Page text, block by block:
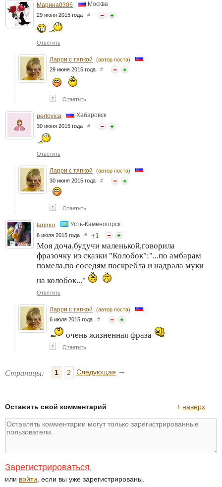
Марина0306 Москва
29 июня 2015 года #
Ответить
Ларри с тяпкой
(автор поста)
29 июня 2015 года #
↑ Ответить
perlovica Хабаровск
30 июня 2015 года #
Ответить
Ларри с тяпкой
(автор поста)
30 июня 2015 года #
↑ Ответить
larimur Усть-Каменогорск
6 июля 2015 года # +1
Моя доча,будучи маленькой,говорила
фразочку из сказки "Колобок":"...по амбарам
помела,по соседям поскребла и надрала муки
на колобок..."
Ответить
Ларри с тяпкой
(автор поста)
6 июля 2015 года #
очень жизненная фраза
↑ Ответить
Страницы: 1 2 Следующая →
↑ наверх
Оставить свой комментарий
Зарегистрироваться,
или войти , если вы уже зарегистрированы.